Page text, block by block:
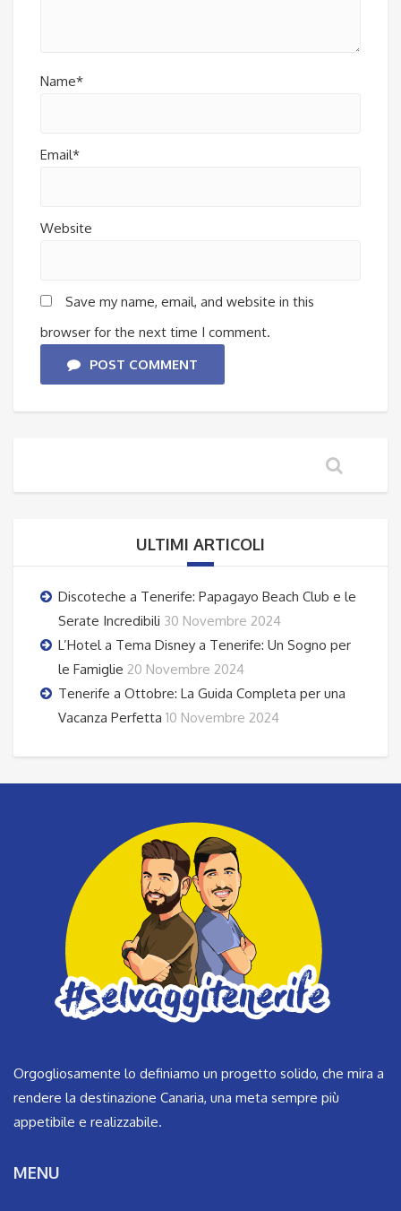
Name*
Email*
Website
Save my name, email, and website in this
browser for the next time I comment.
POST COMMENT
ULTIMI ARTICOLI
Discoteche a Tenerife: Papagayo Beach Club e le
Serate Incredibili 30 Novembre 2024
L’Hotel a Tema Disney a Tenerife: Un Sogno per
le Famiglie 20 Novembre 2024
Tenerife a Ottobre: La Guida Completa per una
Vacanza Perfetta 10 Novembre 2024
Orgogliosamente lo definiamo un progetto solido, che mira a
rendere la destinazione Canaria, una meta sempre più
appetibile e realizzabile.
MENU